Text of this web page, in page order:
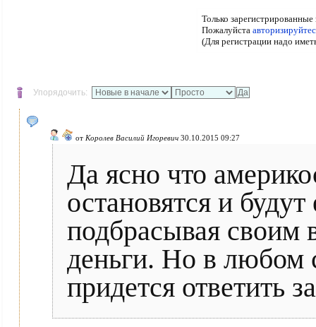
Только
Пожалуйста
(Для регистрации надо
Упорядочить:
от Королев Василий Игоревич 30.10.2015 09:27
Да ясно что
остановятся и
подбрасывая своим
деньги. Но в любом
придется ответить